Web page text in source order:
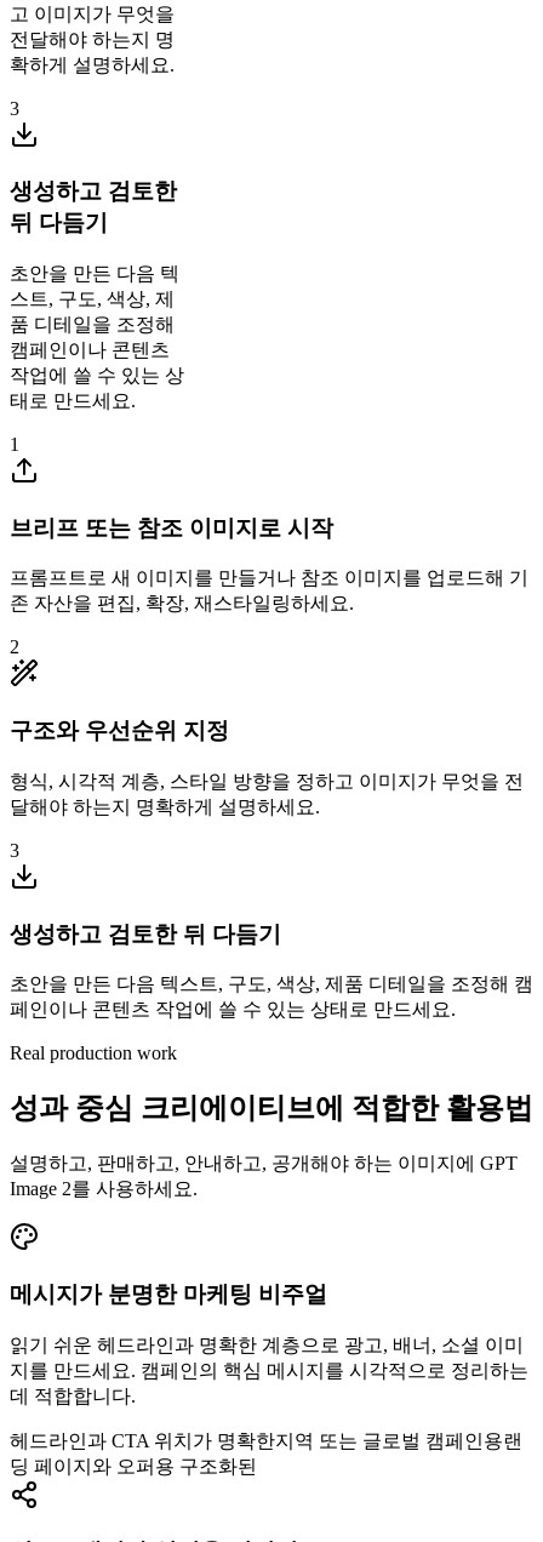
고 이미지가 무엇을
전달해야 하는지 명
확하게 설명하세요.
3
생성하고 검토한
뒤 다듬기
초안을 만든 다음 텍
스트, 구도, 색상, 제
품 디테일을 조정해
캠페인이나 콘텐츠
작업에 쓸 수 있는 상
태로 만드세요.
1
브리프 또는 참조 이미지로 시작
프롬프트로 새 이미지를 만들거나 참조 이미지를 업로드해 기
존 자산을 편집, 확장, 재스타일링하세요.
2
구조와 우선순위 지정
형식, 시각적 계층, 스타일 방향을 정하고 이미지가 무엇을 전
달해야 하는지 명확하게 설명하세요.
3
생성하고 검토한 뒤 다듬기
초안을 만든 다음 텍스트, 구도, 색상, 제품 디테일을 조정해 캠
페인이나 콘텐츠 작업에 쓸 수 있는 상태로 만드세요.
Real production work
성과 중심 크리에이티브에 적합한 활용법
설명하고, 판매하고, 안내하고, 공개해야 하는 이미지에 GPT
Image 2를 사용하세요.
메시지가 분명한 마케팅 비주얼
읽기 쉬운 헤드라인과 명확한 계층으로 광고, 배너, 소셜 이미
지를 만드세요. 캠페인의 핵심 메시지를 시각적으로 정리하는
데 적합합니다.
헤드라인과 CTA 위치가 명확한지역 또는 글로벌 캠페인용랜
딩 페이지와 오퍼용 구조화된